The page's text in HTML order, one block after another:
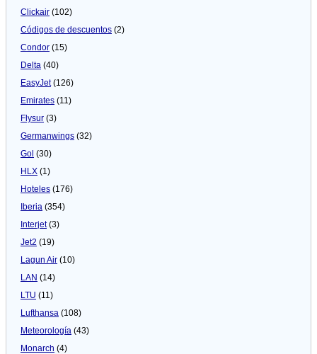
Clickair (102)
Códigos de descuentos (2)
Condor (15)
Delta (40)
EasyJet(126)
Emirates (11)
Flysur (3)
Germanwings (32)
Gol (30)
HLX (1)
Hoteles (176)
Iberia (354)
Interjet(3)
Jet2 (19)
Lagun Air (10)
LAN (14)
LTU (11)
Lufthansa (108)
Meteorologí­a (43)
Monarch (4)